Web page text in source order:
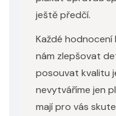
ještě předčí.
Každé hodnocení
nám zlepšovat
posouvat kvalitu
nevytváříme jen
mají pro vás